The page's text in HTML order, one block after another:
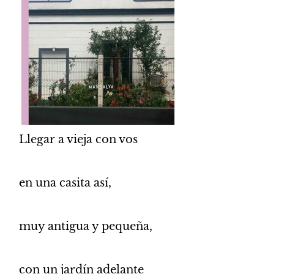
Llegar a vieja con vos
en una casita así,
muy antigua y pequeña,
con un jardín adelante